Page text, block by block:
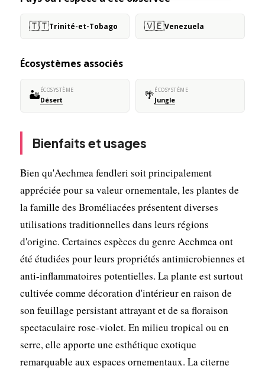
🇹🇹Trinité-et-Tobago 🇻🇪Venezuela
Écosystèmes associés
🏜️ÉCOSYSTÈME
Désert 🌴ÉCOSYSTÈME
Jungle
Bienfaits et usages
Bien qu'Aechmea fendleri soit principalement
appréciée pour sa valeur ornementale, les plantes de
la famille des Broméliacées présentent diverses
utilisations traditionnelles dans leurs régions
d'origine. Certaines espèces du genre Aechmea ont
été étudiées pour leurs propriétés antimicrobiennes et
anti-inflammatoires potentielles. La plante est surtout
cultivée comme décoration d'intérieur en raison de
son feuillage persistant attrayant et de sa floraison
spectaculaire rose-violet. En milieu tropical ou en
serre, elle apporte une esthétique exotique
remarquable aux espaces ornementaux. La citerne